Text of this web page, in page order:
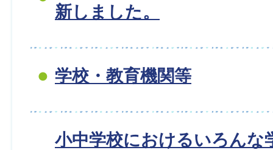
新しました。
学校・教育機関等
小中学校におけるいろんな